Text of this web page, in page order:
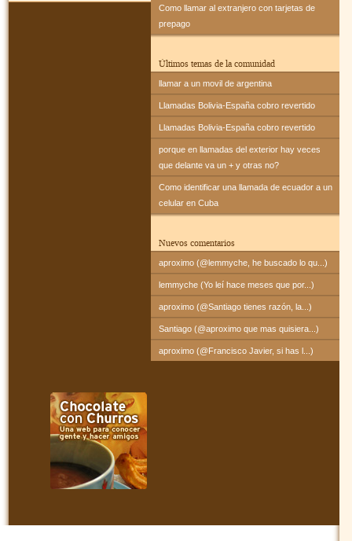
Como llamar al extranjero con tarjetas de
prepago
Últimos temas de la comunidad
llamar a un movil de argentina
Llamadas Bolivia-España cobro revertido
Llamadas Bolivia-España cobro revertido
porque en llamadas del exterior hay veces
que delante va un + y otras no?
Como identificar una llamada de ecuador a un
celular en Cuba
Nuevos comentarios
aproximo (@lemmyche, he buscado lo qu...)
lemmyche (Yo leí hace meses que por...)
aproximo (@Santiago tienes razón, la...)
Santiago (@aproximo que mas quisiera...)
aproximo (@Francisco Javier, si has l...)